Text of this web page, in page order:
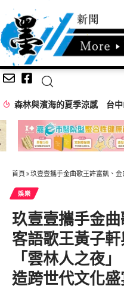
首頁 » 玖壹壹攜手金曲歌王許富凱、金曲客語歌王黃子
娛樂
玖壹壹攜手金
客語歌王黃子
「雲林人之夜
造跨世代文化